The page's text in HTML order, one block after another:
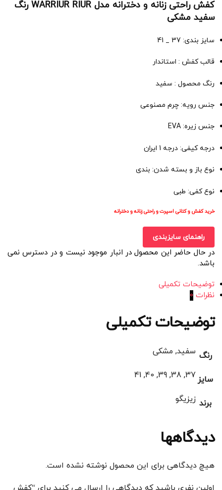
کفش راحتی زنانه و دخترانه مدل WARRIUR RIUR رنگ
سفید مشکی
سایز بندی: 37 _ 41
قالب کفش : استاندار
رنگ محصول : سفید
جنس رویه: چرم مصنوعی
جنس زیره: EVA
درجه کیفی: درجه 1 ایران
نوع باز و بسته شدن: بندی
نوع کفی: طبی
خرید کفش و کتانی اسپرت و راحتی زنانه و دخترانه
راهنمای سایزبندی
در حال حاضر این محصول در انبار موجود نیست و در دسترس نمی
باشد.
توضیحات تکمیلی
نظرات 0
توضیحات تکمیلی
رنگ سفید, مشکی
سایز37, 38, 39, 40, 41
برند زیزیگو
دیدگاهها
هیچ دیدگاهی برای این محصول نوشته نشده است.